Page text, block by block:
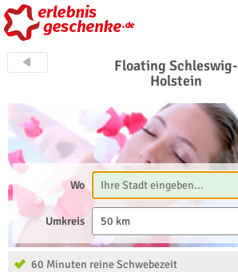
Floating Schleswig-
Holstein
Wo
Umkreis 50 km
60 Minuten reine Schwebezeit